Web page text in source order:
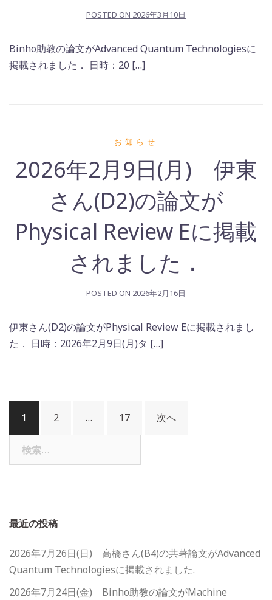
POSTED ON 2026年3月10日
Binho助教の論文がAdvanced Quantum Technologiesに
掲載されました． 日時：20 […]
お知らせ
2026年2月9日(月) 伊東
さん(D2)の論文が
Physical Review Eに掲載
されました．
POSTED ON 2026年2月16日
伊東さん(D2)の論文がPhysical Review Eに掲載されまし
た． 日時：2026年2月9日(月)タ […]
投
稿
ナ
ビ
シ
ン
1 2 … 17
次へ
最近の投稿
2026年7月26日(日) 高橋さん(B4)の共著論文がAdvanced
Quantum Technologiesに掲載されました.
2026年7月24日(金) Binho助教の論文がMachine